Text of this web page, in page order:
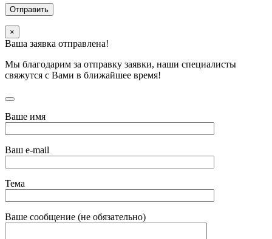
×
Ваша заявка отправлена!
Мы благодарим за отправку заявки, наши специалисты
свяжутся с Вами в ближайшее время!
Ваше имя
Ваш e-mail
Тема
Ваше сообщение (не обязательно)